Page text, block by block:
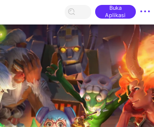
Buka
Aplikasi